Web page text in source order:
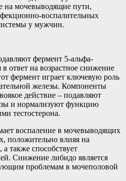
на мочевыводящие пути,
воспалительных
у мужчин.
фермент 5-альфа-
ответ на возрастное снижение
фермент играет ключевую роль
железы. Компоненты
действие – подавляют
и нормализуют функцию
тестостерона.
воспаление в мочевыводящих
положительно влияя на
а также способствует
Снижение либидо является
проблемам в мочеполовой